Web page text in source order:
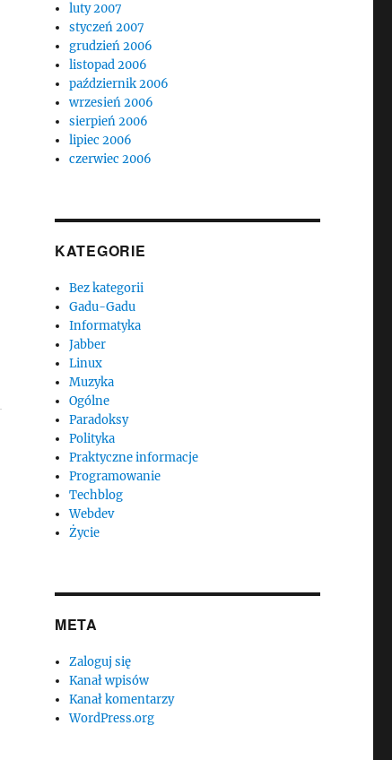
luty 2007
styczeń 2007
grudzień 2006
listopad 2006
październik 2006
wrzesień 2006
sierpień 2006
lipiec 2006
czerwiec 2006
KATEGORIE
Bez kategorii
Gadu-Gadu
Informatyka
Jabber
Linux
Muzyka
Ogólne
Paradoksy
Polityka
Praktyczne informacje
Programowanie
Techblog
Webdev
Życie
META
Zaloguj się
Kanał wpisów
Kanał komentarzy
WordPress.org